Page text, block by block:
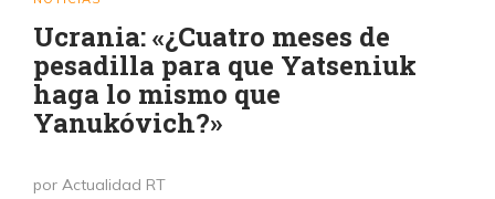
Ucrania: «¿Cuatro meses de
pesadilla para que Yatseniuk
haga lo mismo que
Yanukóvich?»
por Actualidad RT